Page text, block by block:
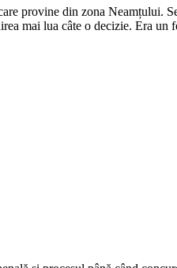
provine din zona Neamțului.
mai lua câte o decizie. Era